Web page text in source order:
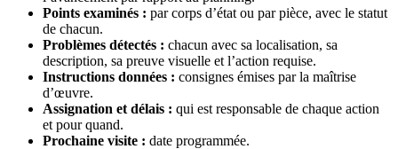
Points examinés : par corps d’état ou par pièce, avec le statut
de chacun.
Problèmes détectés : chacun avec sa localisation, sa
description, sa preuve visuelle et l’action requise.
Instructions données : consignes émises par la maîtrise
d’œuvre.
Assignation et délais : qui est responsable de chaque action
et pour quand.
Prochaine visite : date programmée.